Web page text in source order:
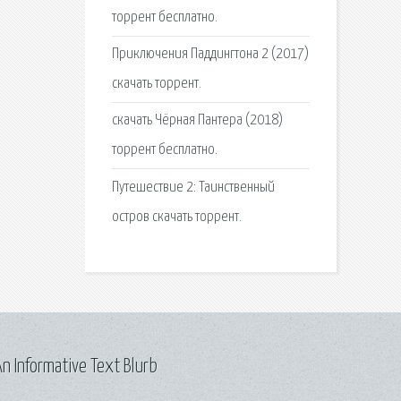
торрент бесплатно.
Приключения Паддингтона 2 (2017)
скачать торрент.
скачать Чёрная Пантера (2018)
торрент бесплатно.
Путешествие 2: Таинственный
остров скачать торрент.
Informative Text Blurb